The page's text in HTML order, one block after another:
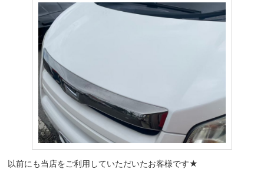
以前にも当店をご利用していただいたお客様です★